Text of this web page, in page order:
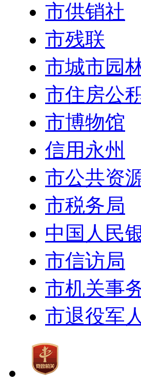
市供销社
市残联
市城市园
市住房公
市博物馆
信用永州
市公共资
市税务局
中国人民
市信访局
市机关事
市退役军